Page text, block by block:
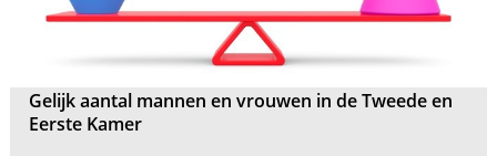
Gelijk aantal mannen en vrouwen in de Tweede en
Eerste Kamer